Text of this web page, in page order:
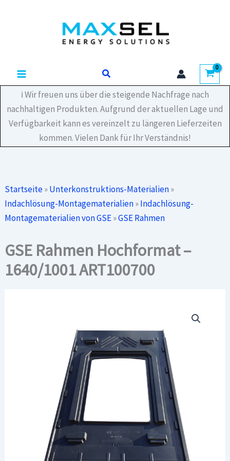
Suchen
ℹ️ Wir freuen uns über die steigende Nachfrage nach
nachhaltigen Produkten. Aufgrund der aktuellen Lage und
Verfügbarkeit kann es vereinzelt zu längeren Lieferzeiten
kommen. Vielen Dank für Ihr Verständnis!
Startseite»Unterkonstruktions-Materialien»
Indachlösung-Montagematerialien»Indachlösung-
Montagematerialien von GSE»GSE Rahmen
GSE Rahmen Hochformat –
1640/1001 ART100700